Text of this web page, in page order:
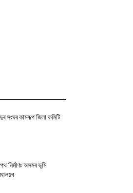
সংঘৰ কামৰূপ জিলা কমিটি
নিৰ্মাণঃ অসমৰ ভূমি